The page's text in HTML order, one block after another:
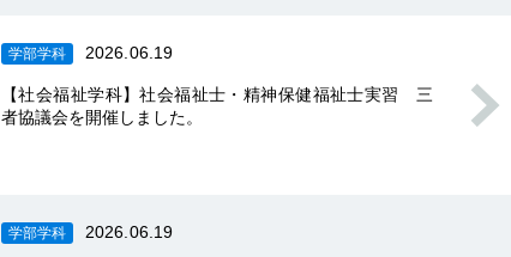
学部学科 2026.06.19
【社会福祉学科】社会福祉士・精神保健福祉士実習 三
者協議会を開催しました。
学部学科 2026.06.19